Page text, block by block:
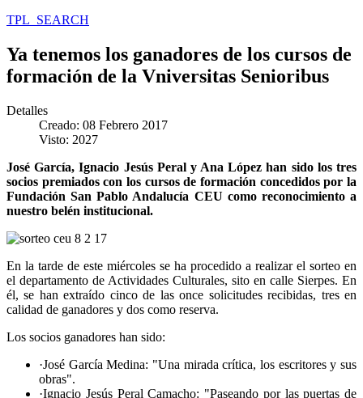
TPL_SEARCH
Ya tenemos los ganadores de los cursos de
formación de la Vniversitas Senioribus
Detalles
Creado: 08 Febrero 2017
Visto: 2027
José García, Ignacio Jesús Peral y Ana López han sido los tres
socios premiados con los cursos de formación concedidos por la
Fundación San Pablo Andalucía CEU como reconocimiento a
nuestro belén institucional.
En la tarde de este miércoles se ha procedido a realizar el sorteo en
el departamento de Actividades Culturales, sito en calle Sierpes. En
él, se han extraído cinco de las once solicitudes recibidas, tres en
calidad de ganadores y dos como reserva.
Los socios ganadores han sido:
·José García Medina: "Una mirada crítica, los escritores y sus
obras".
·Ignacio Jesús Peral Camacho: "Paseando por las puertas de